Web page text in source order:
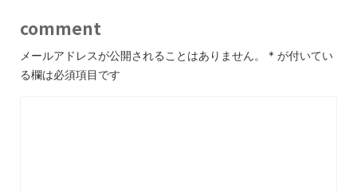
comment
メールアドレスが公開されることはありません。 * が付いてい
る欄は必須項目です